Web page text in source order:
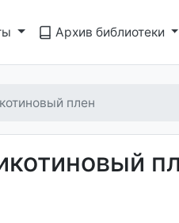
Архив библиотеки
плен